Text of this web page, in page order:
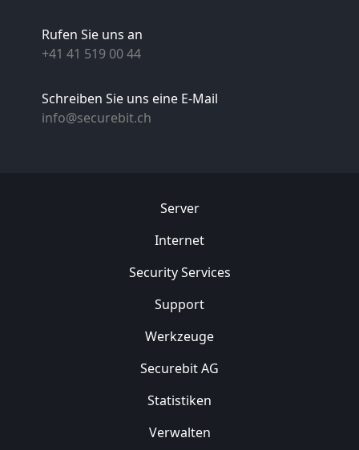
Rufen Sie uns an
+41 41 519 00 44
Schreiben Sie uns eine E-Mail
info@securebit.ch
Server
Internet
Security Services
Support
Werkzeuge
Securebit AG
Statistiken
Verwalten